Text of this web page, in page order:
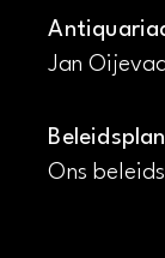
Jan
Beleidsplan
Ons